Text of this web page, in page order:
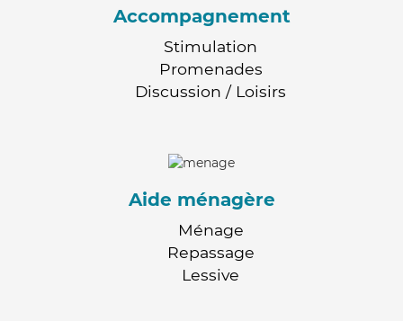
Accompagnement
Stimulation
Promenades
Discussion / Loisirs
Aide ménagère
Ménage
Repassage
Lessive